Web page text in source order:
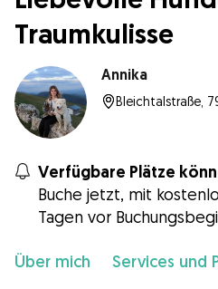
Traumkulisse
Annika
Bleichtalstraße,
Verfügbare Plätze
Buche jetzt, mit
Tagen vor
Über mich Services und